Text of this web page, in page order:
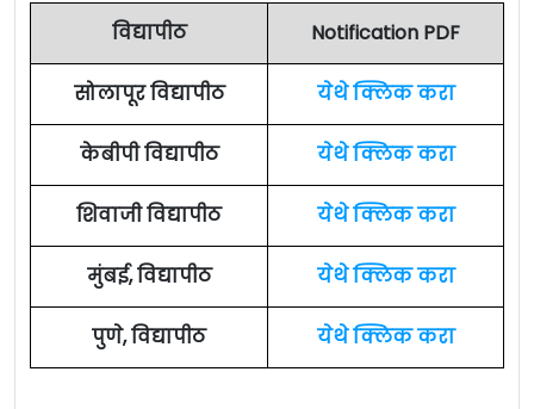
विद्यापीठ Notification PDF
सोलापूर विद्यापीठ येथे क्लिक करा
केबीपी विद्यापीठ येथे क्लिक करा
शिवाजी विद्यापीठ येथे क्लिक करा
मुंबई, विद्यापीठ येथे क्लिक करा
पुणे, विद्यापीठ येथे क्लिक करा